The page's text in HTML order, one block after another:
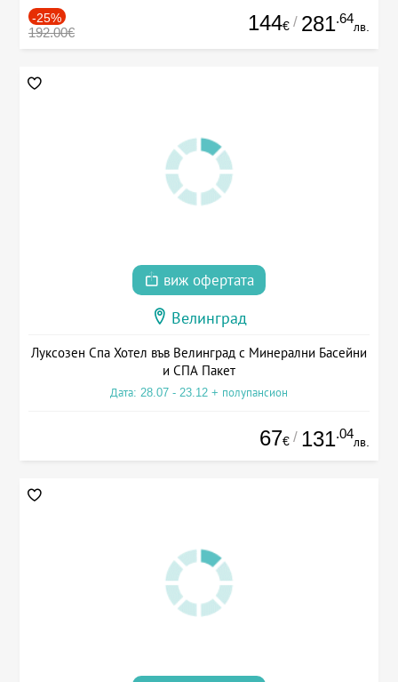
-25%
192.00€ 144€ / 281.64
лв.
виж офертата
Велинград
Луксозен Спа Хотел във Велинград с Минерални Басейни
и СПА Пакет
Дата: 28.07 - 23.12 + полупансион
67€ / 131.04
лв.